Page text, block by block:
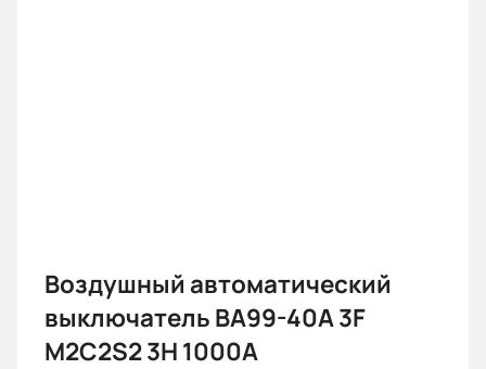
Воздушный автоматический
выключатель ВА99-40A 3F
M2C2S2 3H 1000A